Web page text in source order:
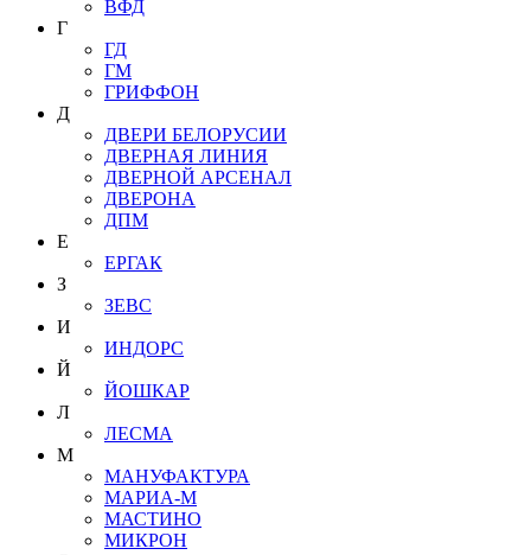
ВФД
Г
ГД
ГМ
ГРИФФОН
Д
ДВЕРИ БЕЛОРУСИИ
ДВЕРНАЯ ЛИНИЯ
ДВЕРНОЙ АРСЕНАЛ
ДВЕРОНА
ДПМ
Е
ЕРГАК
З
ЗЕВС
И
ИНДОРС
Й
ЙОШКАР
Л
ЛЕСМА
М
МАНУФАКТУРА
МАРИА-М
МАСТИНО
МИКРОН